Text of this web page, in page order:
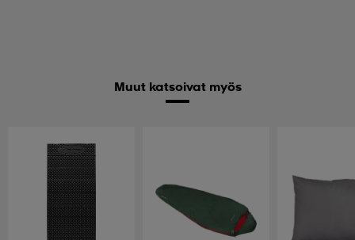
Muut katsoivat myös